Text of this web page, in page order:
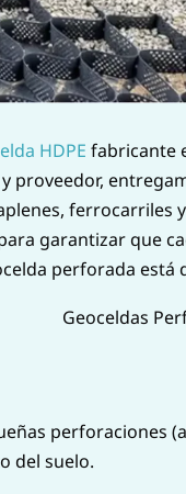
HDPE fabricante
y proveedor,
ferrocarriles
garantizar que
perforada
Geoceldas
perforaciones
del suelo.